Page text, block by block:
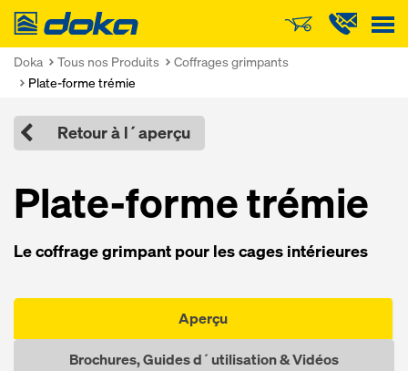
Doka
Doka Tous nos Produits
Coffrages grimpants
Plate-forme trémie
Retour à l´aperçu
Plate-forme tré­m­ie
Le cof­f­rage grim­pant pour les cages in­té­rieures
Aperçu
Brochures, Guides d´utilisation & Vidéos